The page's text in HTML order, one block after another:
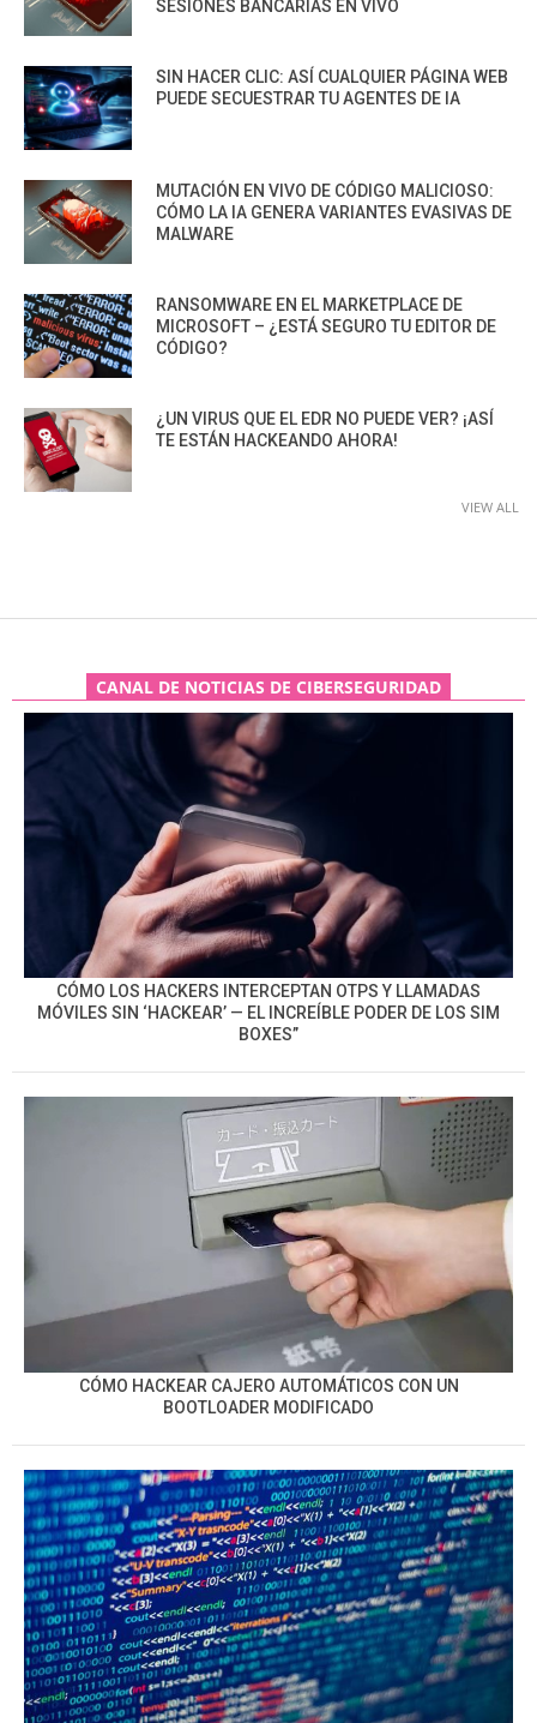
SESIONES BANCARIAS EN VIVO
SIN HACER CLIC: ASÍ CUALQUIER PÁGINA WEB
PUEDE SECUESTRAR TU AGENTES DE IA
MUTACIÓN EN VIVO DE CÓDIGO MALICIOSO:
CÓMO LA IA GENERA VARIANTES EVASIVAS DE
MALWARE
RANSOMWARE EN EL MARKETPLACE DE
MICROSOFT – ¿ESTÁ SEGURO TU EDITOR DE
CÓDIGO?
¿UN VIRUS QUE EL EDR NO PUEDE VER? ¡ASÍ
TE ESTÁN HACKEANDO AHORA!
VIEW ALL
CANAL DE NOTICIAS DE CIBERSEGURIDAD
CÓMO LOS HACKERS INTERCEPTAN OTPS Y LLAMADAS
MÓVILES SIN ‘HACKEAR’ — EL INCREÍBLE PODER DE LOS SIM
BOXES”
CÓMO HACKEAR CAJERO AUTOMÁTICOS CON UN
BOOTLOADER MODIFICADO